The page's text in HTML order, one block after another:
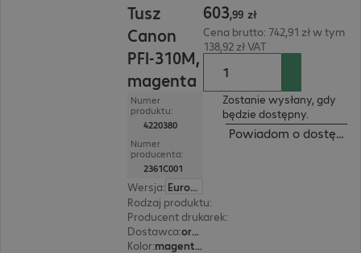
Tusz
Canon
PFI-310M,
magenta
Numer
produktu:
4220380
Numer
producenta:
2361C001
Wersja:
Europa
Rodzaj produktu:
Producent drukarek:
Dostawca:
oryginalny
Kolor: magenta (purpurowy)
603,99 zł
Cena brutto: 742,91 zł w tym
138,92 zł VAT
Zostanie wysłany, gdy
będzie dostępny.
Powiadom o